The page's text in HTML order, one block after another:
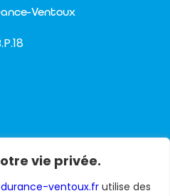
vie privée.
ventoux.frutilise des
Ventoux